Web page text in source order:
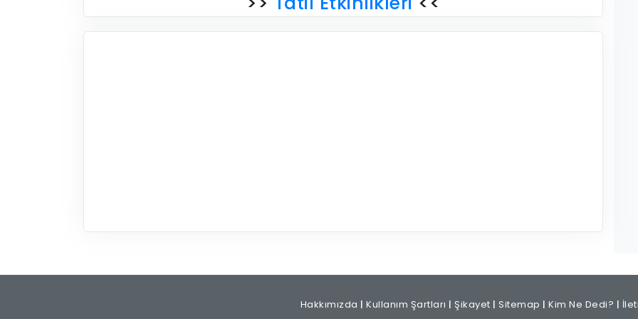
Hakkımızda | Kullanım Şartları | Şikayet | Sitemap | Kim Ne Dedi? |